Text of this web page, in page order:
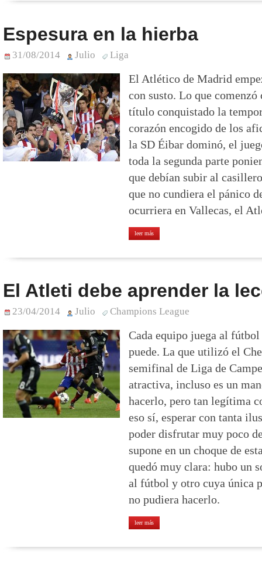
Espesura en la hierba
31/08/2014 Julio Liga
El Atlético de Madrid
con susto. Lo que
título conquistado la
corazón encogido de los
la SD Éibar dominó, el
toda la segunda parte
que debían subir al
que no cundiera el pánico
ocurriera en Vallecas, el
leer más
El Atleti debe aprender la
23/04/2014 Julio Champions League
Cada equipo juega al
puede. La que utilizó el
semifinal de Liga de
atractiva, incluso es un
hacerlo, pero tan legítima
eso sí, esperar con tanta
poder disfrutar muy poco
supone en un choque de
quedó muy clara: hubo un
al fútbol y otro cuya única
no pudiera hacerlo.
leer más